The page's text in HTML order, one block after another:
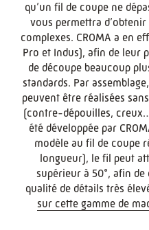
qu’un fil de coupe ne
vous permettra
complexes. CROMA a en
Pro et Indus), afin de leur
de découpe beaucoup
standards. Par
peuvent être réalisées
(contre-dépouilles,
été développée par
modèle au fil de coupe
longueur), le fil peut
supérieur à 50°, afin
qualité de détails très
sur cette gamme de